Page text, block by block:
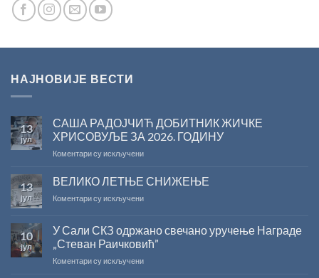
НАЈНОВИЈЕ ВЕСТИ
13
јул
САША РАДОЈЧИЋ ДОБИТНИК ЖИЧКЕ
ХРИСОВУЉЕ ЗА 2026. ГОДИНУ
Коментари су искљученина
РАДОЈЧИЋ
ДОБИТНИК
ЖИЧКЕ
2026.
ГОДИНУ
13
јул
ВЕЛИКО ЛЕТЊЕ СНИЖЕЊЕ
Коментари су искљученина
СНИЖЕЊЕ
10
јул
У Сали СКЗ одржано свечано уручење Награде
„Стеван Раичковић”
Коментари су искљученина